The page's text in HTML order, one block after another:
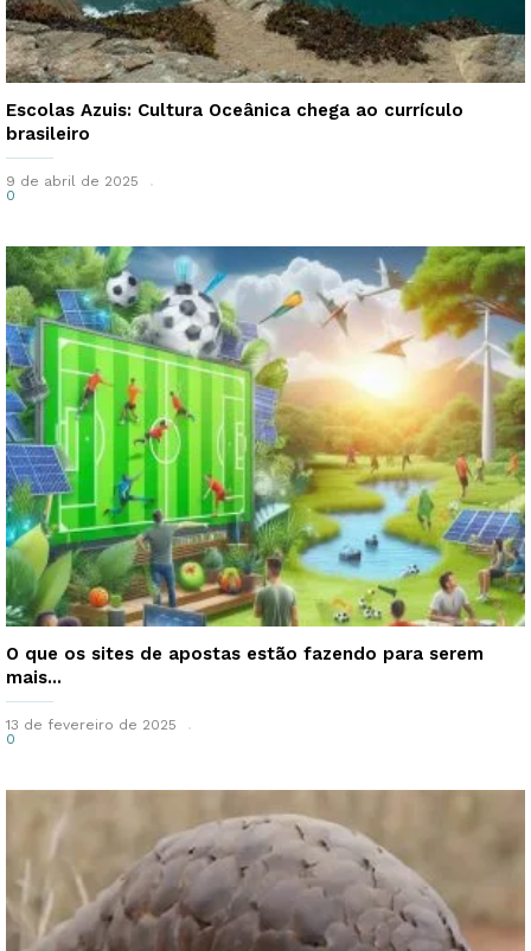
Escolas Azuis: Cultura Oceânica chega ao currículo
brasileiro
9 de abril de 2025
0
O que os sites de apostas estão fazendo para serem
mais...
13 de fevereiro de 2025
0